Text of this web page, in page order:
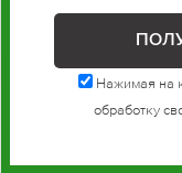
Нажимая на
обработку